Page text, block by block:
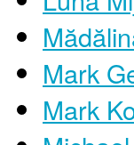
Mark
Mark